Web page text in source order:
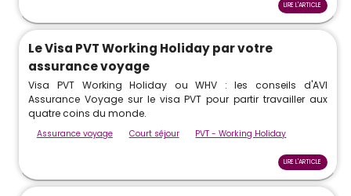
LIRE L'ARTICLE
Le Visa PVT Working Holiday par votre
assurance voyage
Visa PVT Working Holiday ou WHV : les conseils d'AVI
Assurance Voyage sur le visa PVT pour partir travailler aux
quatre coins du monde.
Assurance voyage Court séjour PVT - Working Holiday
LIRE L'ARTICLE